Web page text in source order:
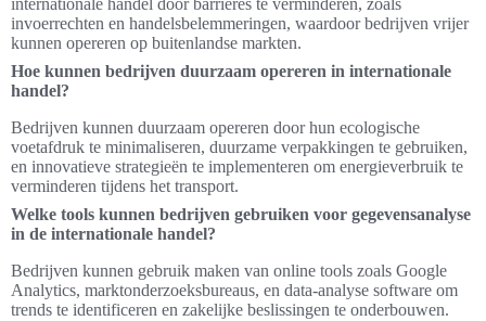
internationale handel door barrières te verminderen, zoals
invoerrechten en handelsbelemmeringen, waardoor bedrijven vrijer
kunnen opereren op buitenlandse markten.
Hoe kunnen bedrijven duurzaam opereren in internationale
handel?
Bedrijven kunnen duurzaam opereren door hun ecologische
voetafdruk te minimaliseren, duurzame verpakkingen te gebruiken,
en innovatieve strategieën te implementeren om energieverbruik te
verminderen tijdens het transport.
Welke tools kunnen bedrijven gebruiken voor gegevensanalyse
in de internationale handel?
Bedrijven kunnen gebruik maken van online tools zoals Google
Analytics, marktonderzoeksbureaus, en data-analyse software om
trends te identificeren en zakelijke beslissingen te onderbouwen.